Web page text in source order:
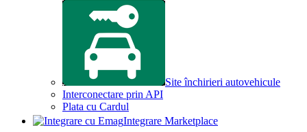
Site închirieri autovehicule
Interconectare prin API
Plata cu Cardul
Integrare Marketplace